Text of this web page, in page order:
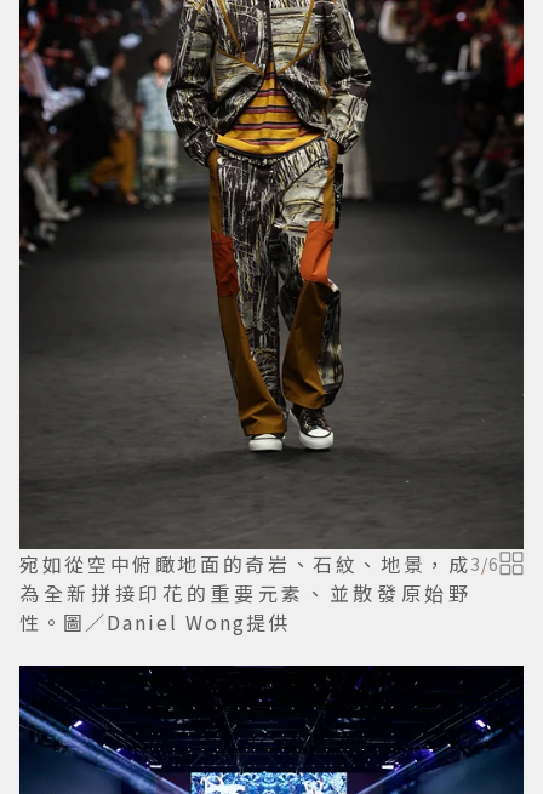
宛如從空中俯瞰地面的奇岩、石紋、地景，成
為全新拼接印花的重要元素、並散發原始野
性。圖／Daniel Wong提供
3/6